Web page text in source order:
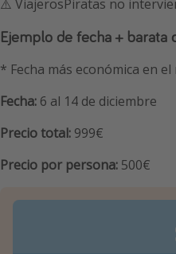
⚠️ ViajerosPiratas no
Ejemplo de fecha + barata
* Fecha más económica en
Fecha: 6 al 14 de diciembre
Precio total: 999€
Precio por persona: 500€